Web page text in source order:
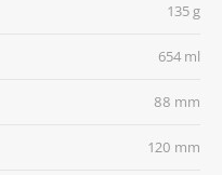
135 g
654 ml
88 mm
120 mm